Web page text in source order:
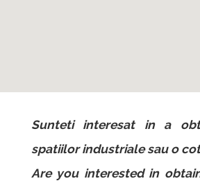
Sunteti interesat in a
spatiilor industriale sau o
Are you interested in